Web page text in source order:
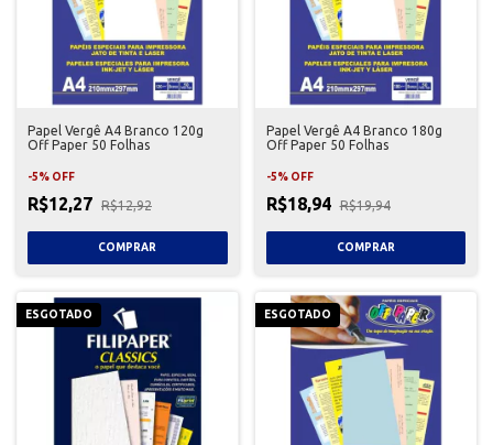
Papel Vergê A4 Branco 120g
Off Paper 50 Folhas
-5% OFF
R$12,27 R$12,92
Papel Vergê A4 Branco 180g
Off Paper 50 Folhas
-5% OFF
R$18,94 R$19,94
ESGOTADO ESGOTADO